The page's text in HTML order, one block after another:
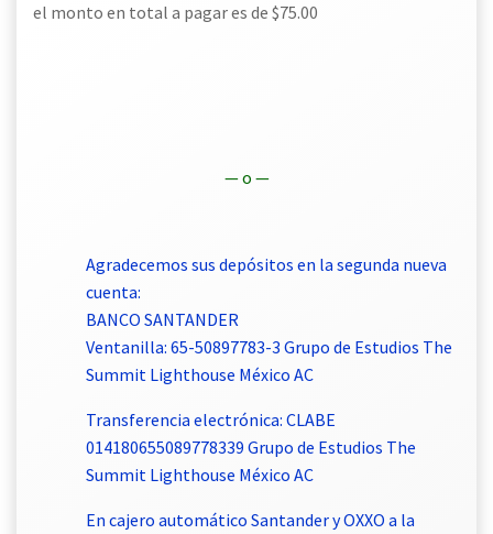
el monto en total a pagar es de $75.00
— o —
Agradecemos sus depósitos en la segunda nueva
cuenta:
BANCO SANTANDER
Ventanilla: 65-50897783-3 Grupo de Estudios The
Summit Lighthouse México AC
Transferencia electrónica: CLABE
014180655089778339 Grupo de Estudios The
Summit Lighthouse México AC
En cajero automático Santander y OXXO a la